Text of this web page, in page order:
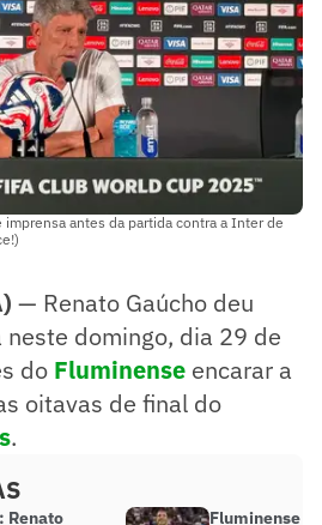
imprensa antes da partida contra a Inter de
— Renato Gaúcho deu
domingo, dia 29 de
do Fluminense encarar a
oitavas de final do
.
Renato
Fluminense